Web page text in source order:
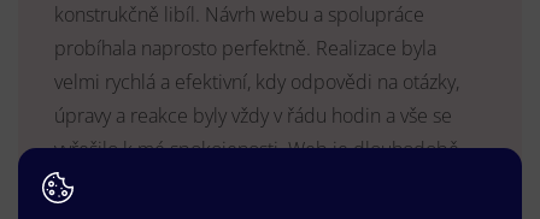
konstrukčně libíl. Návrh webu a spolupráce
probíhala naprosto perfektně. Realizace byla
velmi rychlá a efektivní, kdy odpovědi na otázky,
úpravy a reakce byly vždy v řádu hodin a vše se
vyřešilo k mé spokojenosti. Web je dlouhodobě
vyhovující, stabilní, průběžně upravován a podílí se